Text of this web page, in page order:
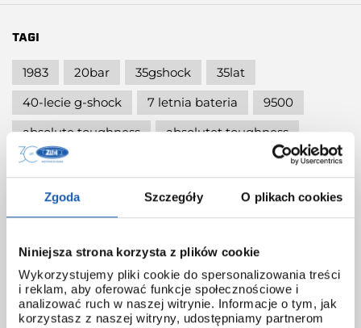
Zgoda Szczegóły O plikach cookies
Niniejsza strona korzysta z plików cookie
Wykorzystujemy pliki cookie do spersonalizowania treści
i reklam, aby oferować funkcje społecznościowe i
analizować ruch w naszej witrynie. Informacje o tym, jak
korzystasz z naszej witryny, udostępniamy partnerom
TAGI
1983 20bar 35gshock
35lat
40-lecie g-shock
7 letnia bateria
9500
absolute toughness
absolutet toughness
absolutetoughness
ambasador g-shock
amw-500
analogowo-cyfrowy zegarek
anime
aplikacja casio
aplikacja g-shock move
aplikacje g-shock
ba-110xslc-9aer
ba-110xsm -2aer
baby-g baby-g na prezent